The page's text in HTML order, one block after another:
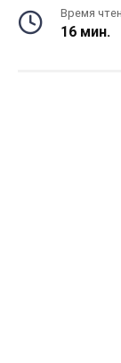
Время
16 мин.